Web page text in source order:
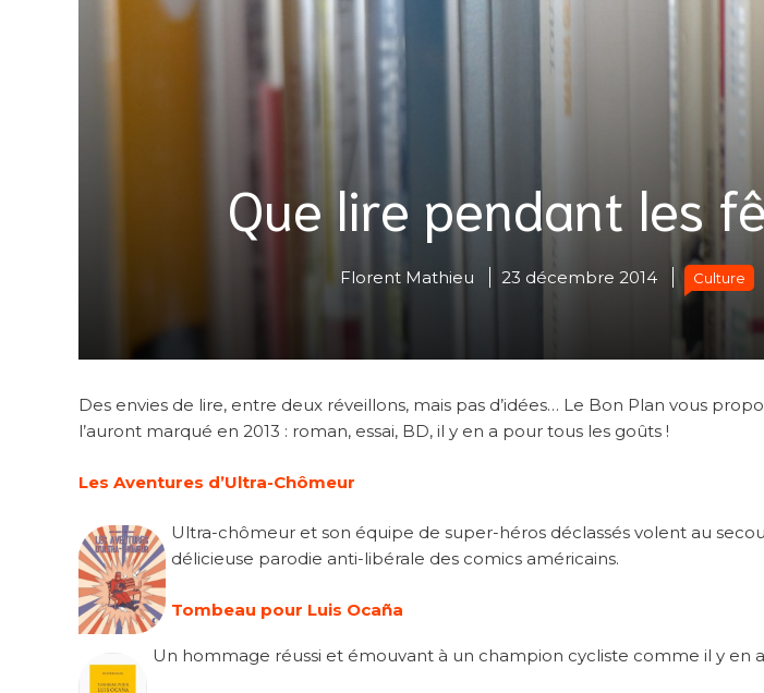
Que lire pendant les
Florent Mathieu 23 décembre 2014 Culture
Des envies de lire, entre deux réveillons, mais pas d’idées… Le Bon Plan vous
l’auront marqué en 2013 : roman, essai, BD, il y en a pour tous les goûts !
Les Aventures d’Ultra-Chômeur
Ultra-chômeur et son équipe de super-héros déclassés volent au
délicieuse parodie anti-libérale des comics américains.
Tombeau pour Luis Ocaña
Un hommage réussi et émouvant à un champion cycliste comme il y en